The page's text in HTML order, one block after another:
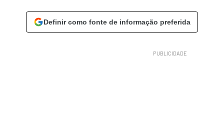
Definir como fonte de informação preferida